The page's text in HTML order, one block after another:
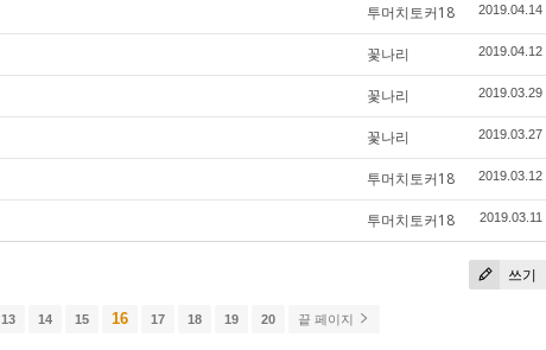
투머치토커18 2019.04.14
꽃나리 2019.04.12
꽃나리 2019.03.29
꽃나리 2019.03.27
투머치토커18 2019.03.12
투머치토커18 2019.03.11
쓰기
13 14 15 16 17 18 19 20 끝 페이지